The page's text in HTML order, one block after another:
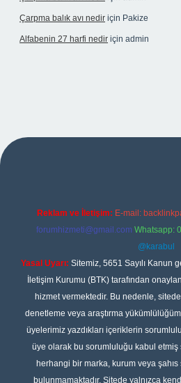
Çarpma balık avı nedir için Pakize
Alfabenin 27 harfi nedir için admin
giriş
Reklam ve İletişim: E-mail:
forumhizmeti@gmail.com Whatsapp:
@karabul
Yasal Uyarı: Sitemiz, 5651 Sayılı Kanun
İletişim Kurumu (BTK) tarafından
hizmet vermektedir. Bu nedenle,
denetleme veya araştırma
üyelerimiz yazdıkları içeriklerin
üye olarak bu sorumluluğu kabul etmiş
herhangi bir marka, kurum veya şahıs
bulunmamaktadır. Sitede yalnızca